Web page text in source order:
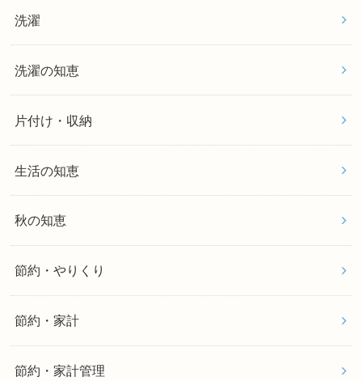
洗濯
洗濯の知恵
片付け・収納
生活の知恵
秋の知恵
節約・やりくり
節約・家計
節約・家計管理